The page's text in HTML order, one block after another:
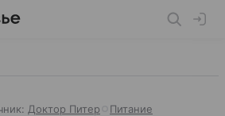
Доктор Питер Питание